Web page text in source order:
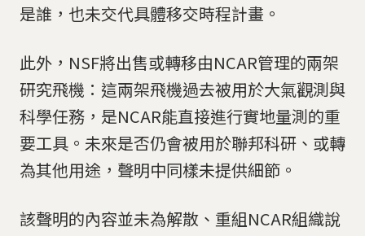
是誰，也未交代具體移交時程計畫。
此外，NSF將出售或轉移由NCAR管理的兩架
研究飛機：這兩架飛機過去被用於大氣觀測與
科學任務，是NCAR能直接進行實地量測的重
要工具。未來是否仍會被用於聯邦科研、或轉
為其他用途，聲明中同樣未提供細節。
該聲明的內容並未為解散、重組NCAR組織說